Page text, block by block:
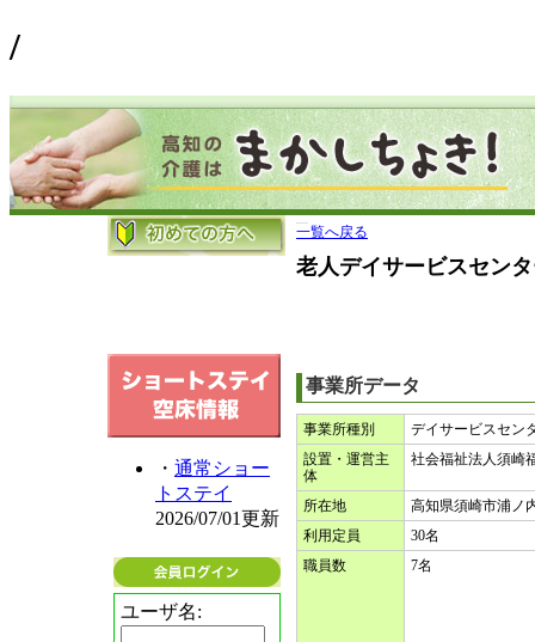
/
・ 通常ショー
トステイ
2026/07/01更新
ユーザ名:
一覧へ戻る
老人デイサービスセン
事業所データ
事業所種別
デイサービスセン
設置・運営主
体
社会福祉法人須崎
所在地
高知県須崎市浦ノ
利用定員
30名
職員数
7名